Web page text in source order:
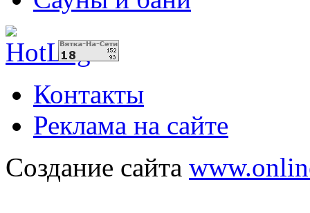
Контакты
Реклама на сайте
Создание сайта